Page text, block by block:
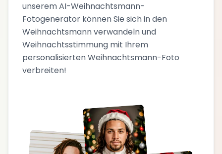
unserem AI-Weihnachtsmann-
Fotogenerator können Sie sich in den
Weihnachtsmann verwandeln und
Weihnachtsstimmung mit Ihrem
personalisierten Weihnachtsmann-Foto
verbreiten!